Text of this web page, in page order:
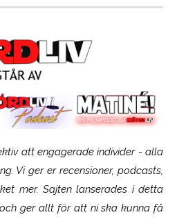
att engagerade individer - alla
Vi ger er recensioner, podcasts,
mer. Sajten lanserades i detta
ger allt för att ni ska kunna få